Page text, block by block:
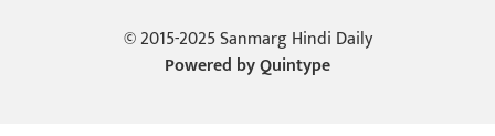
© 2015-2025 Sanmarg Hindi Daily
Powered byQuintype